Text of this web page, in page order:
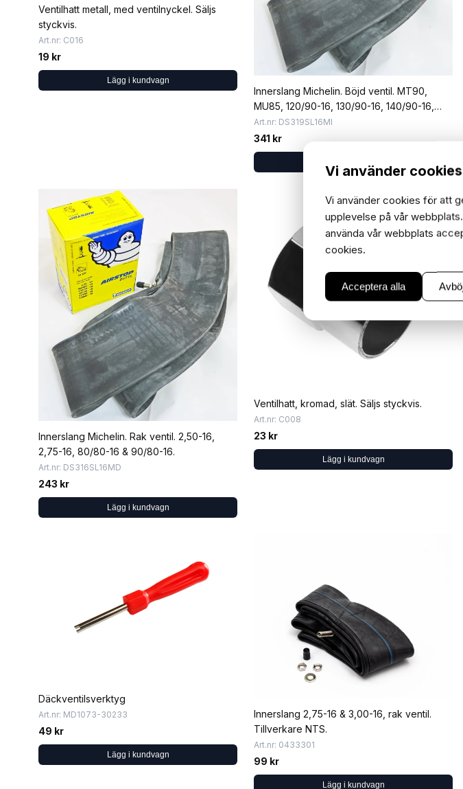
Ventilhatt metall, med ventilnyckel. Säljs
styckvis.
Art.nr: C016
19 kr
Lägg i kundvagn
Innerslang Michelin. Böjd ventil. MT90,
MU85, 120/90-16, 130/90-16, 140/90-16,
150/80-16 & 160/80-16.
Art.nr: DS319SL16MI
341 kr
Innerslang Michelin. Rak ventil. 2,50-16,
2,75-16, 80/80-16 & 90/80-16.
Art.nr: DS316SL16MD
243 kr
Lägg i kundvagn
Ventilhatt, kromad, slät. Säljs styckvis.
Art.nr: C008
23 kr
Lägg i kundvagn
Däckventilsverktyg
Art.nr: MD1073-30233
49 kr
Lägg i kundvagn
Innerslang 2,75-16 & 3,00-16, rak ventil.
Tillverkare NTS.
Art.nr: 0433301
99 kr
Lägg i kundvagn
Vi använder cookies
Vi använder cookies för att
upplevelse på vår
använda vår webbplats
cookies.
Acceptera alla